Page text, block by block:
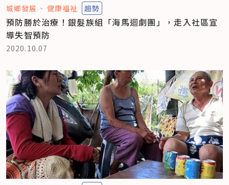
城鄉發展 健康福祉 趨勢
預防勝於治療！銀髮族組「海馬迴劇團」，走入社區宣
導失智預防
2020.10.07